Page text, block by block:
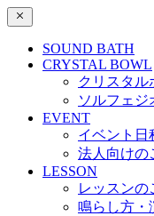
SOUND BATH
CRYSTAL BOWL
クリスタル
ソルフェジ
EVENT
イベント日
法人向けの
LESSON
レッスンの
鳴らし方・